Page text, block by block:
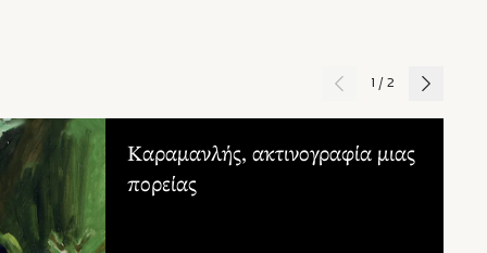
για την επέκταση
κυριαρχίας στη
1 / 2
Καραμανλής, ακτινογραφία μιας
πορείας